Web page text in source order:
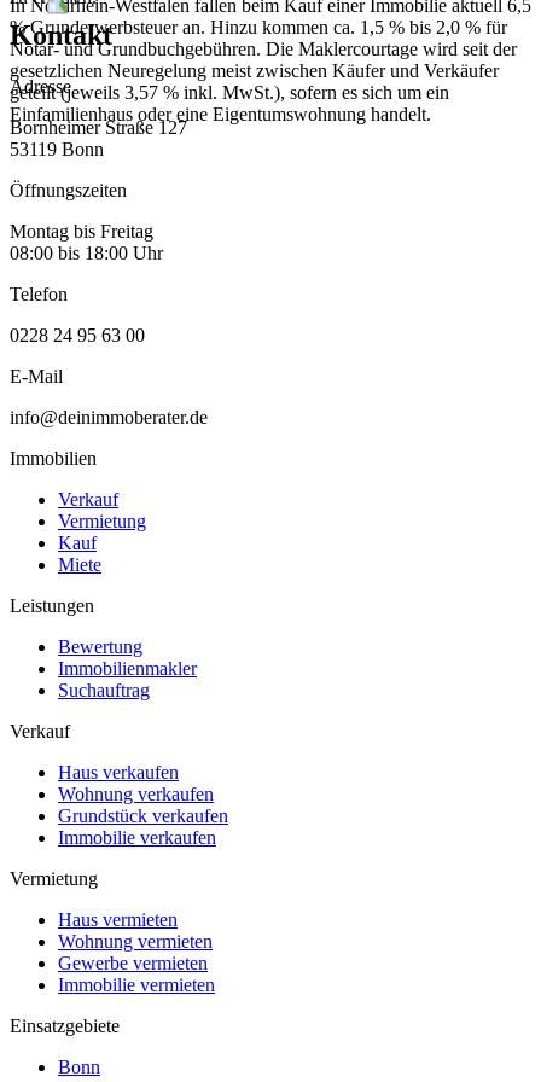
In Nordrhein-Westfalen fallen beim Kauf einer Immobilie aktuell 6,5
% Grunderwerbsteuer an. Hinzu kommen ca. 1,5 % bis 2,0 % für
Notar- und Grundbuchgebühren. Die Maklercourtage wird seit der
gesetzlichen Neuregelung meist zwischen Käufer und Verkäufer
geteilt (jeweils 3,57 % inkl. MwSt.), sofern es sich um ein
Einfamilienhaus oder eine Eigentumswohnung handelt.
Kontakt
Adresse
Bornheimer Straße 127
53119 Bonn
Öffnungszeiten
Montag bis Freitag
08:00 bis 18:00 Uhr
Telefon
0228 24 95 63 00
E-Mail
info@deinimmoberater.de
Immobilien
Verkauf
Vermietung
Kauf
Miete
Leistungen
Bewertung
Immobilienmakler
Suchauftrag
Verkauf
Haus verkaufen
Wohnung verkaufen
Grundstück verkaufen
Immobilie verkaufen
Vermietung
Haus vermieten
Wohnung vermieten
Gewerbe vermieten
Immobilie vermieten
Einsatzgebiete
Bonn